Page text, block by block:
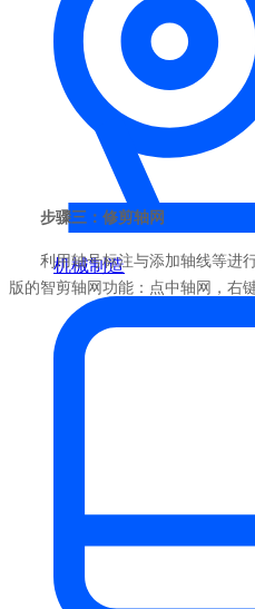
机械制造
步骤三：修剪轴网
利用轴号标注与添加轴线等进
版的智剪轴网功能：点中轴网，右